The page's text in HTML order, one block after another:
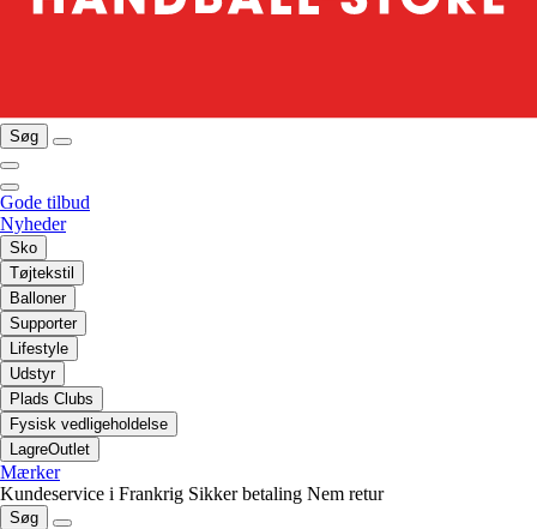
Søg
Gode tilbud
Nyheder
Sko
Tøjtekstil
Balloner
Supporter
Lifestyle
Udstyr
Plads Clubs
Fysisk vedligeholdelse
LagreOutlet
Mærker
Kundeservice i Frankrig Sikker betaling Nem retur
Søg